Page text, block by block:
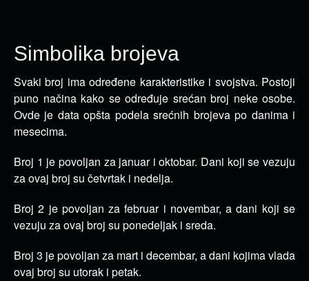
Simbolika brojeva
Svaki broj ima određene karakteristike i svojstva. Postoji
puno načina kako se određuje srećan broj neke osobe.
Ovde je data opšta podela srećnih brojeva po danima i
mesecima.
Broj 1 je povoljan za januar i oktobar. Dani koji se vezuju
za ovaj broj su četvrtak i nedelja.
Broj 2 je povoljan za februar i novembar, a dani koji se
vezuju za ovaj broj su ponedeljak i sreda.
Broj 3 je povoljan za mart i decembar, a dani kojima vlada
ovaj broj su utorak i petak.